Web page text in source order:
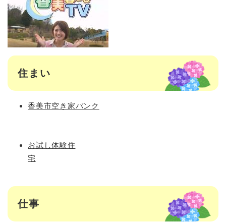
住まい
香美市空き家バンク
お試し体験住
宅
仕事